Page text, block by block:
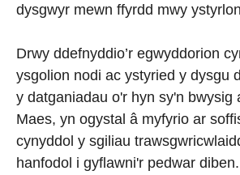
dysgwyr mewn ffyrdd mwy
Drwy ddefnyddio’r egwyddorion
ysgolion nodi ac ystyried y dysgu
y datganiadau o'r hyn sy'n bwysig
Maes, yn ogystal â myfyrio ar
cynyddol y sgiliau
hanfodol i gyflawni'r pedwar diben.